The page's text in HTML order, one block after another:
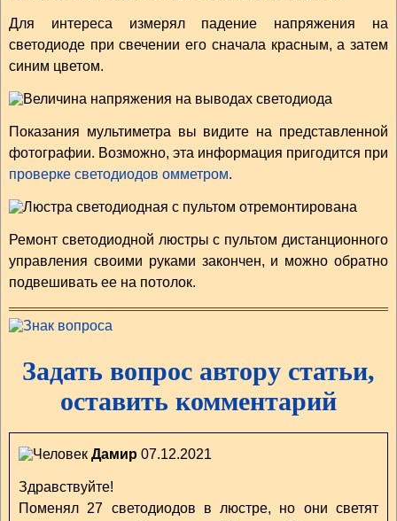
Для интереса измерял падение напряжения на
светодиоде при свечении его сначала красным, а затем
синим цветом.
Показания мультиметра вы видите на представленной
фотографии. Возможно, эта информация пригодится при
проверке светодиодов омметром.
Ремонт светодиодной люстры с пультом дистанционного
управления своими руками закончен, и можно обратно
подвешивать ее на потолок.
Задать вопрос автору статьи,
оставить комментарий
Дамир07.12.2021
Здравствуйте!
Поменял 27 светодиодов в люстре, но они светят